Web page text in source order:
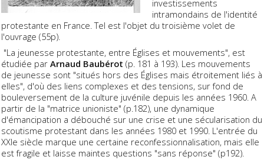
investissements
intramondains de l'identité
protestante en France. Tel est l'objet du troisième volet de
l'ouvrage (55p).
"La jeunesse protestante, entre Églises et mouvements", est
étudiée par Arnaud Baubérot (p. 181 à 193). Les mouvements
de jeunesse sont "situés hors des Églises mais étroitement liés à
elles", d'où des liens complexes et des tensions, sur fond de
bouleversement de la culture juvénile depuis les années 1960. A
partir de la "matrice unioniste" (p.182), une dynamique
d'émancipation a débouché sur une crise et une sécularisation du
scoutisme protestant dans les années 1980 et 1990. L'entrée du
XXIe siècle marque une certaine reconfessionnalisation, mais elle
est fragile et laisse maintes questions "sans réponse" (p192).